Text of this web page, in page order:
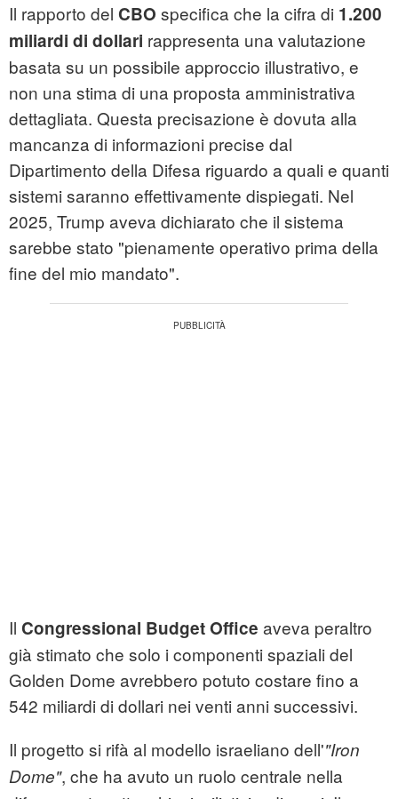
Il rapporto del CBO specifica che la cifra di 1.200
miliardi di dollari rappresenta una valutazione
basata su un possibile approccio illustrativo, e
non una stima di una proposta amministrativa
dettagliata. Questa precisazione è dovuta alla
mancanza di informazioni precise dal
Dipartimento della Difesa riguardo a quali e quanti
sistemi saranno effettivamente dispiegati. Nel
2025, Trump aveva dichiarato che il sistema
sarebbe stato "pienamente operativo prima della
fine del mio mandato".
Il Congressional Budget Office aveva peraltro
già stimato che solo i componenti spaziali del
Golden Dome avrebbero potuto costare fino a
542 miliardi di dollari nei venti anni successivi.
Il progetto si rifà al modello israeliano dell'"Iron
Dome", che ha avuto un ruolo centrale nella